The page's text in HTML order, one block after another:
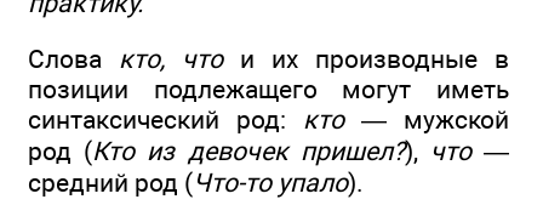
Слова кто, чтои их производные в
позиции подлежащего могут иметь
синтаксический род: кто— мужской
род (Кто из девочек пришел?),что—
средний род (Что-то упало).